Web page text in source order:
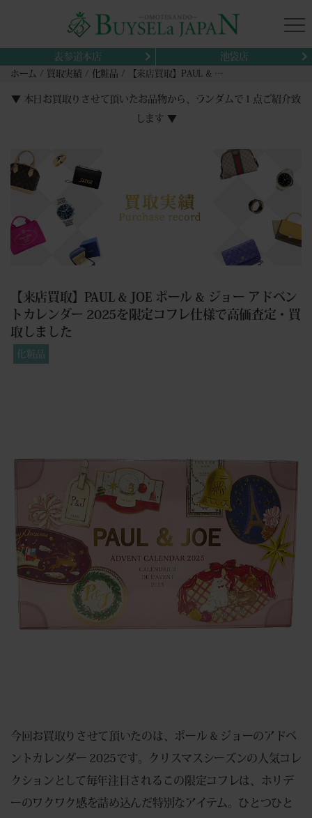
表参道本店 池袋店
ホーム 買取実績 化粧品 【来店買取】PAUL & JOE ポール & ジョー アドベントカレンダー 2025を限定コフレ仕様で高価査定・買取しました
▼ 本日お買取りさせて頂いたお品物から、ランダムで１点ご紹介致
します ▼
【来店買取】PAUL & JOE ポール & ジョー アドベン
トカレンダー 2025を限定コフレ仕様で高価査定・買
取しました
化粧品
今回お買取りさせて頂いたのは、ポール & ジョーのアドベ
ントカレンダー 2025です。クリスマスシーズンの人気コレ
クションとして毎年注目されるこの限定コフレは、ホリデ
ーのワクワク感を詰め込んだ特別なアイテム。ひとつひと